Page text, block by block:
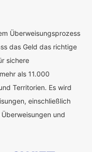
Überweisungsprozess
das Geld das richtige
sichere
als 11.000
Territorien. Es wird
einschließlich
und